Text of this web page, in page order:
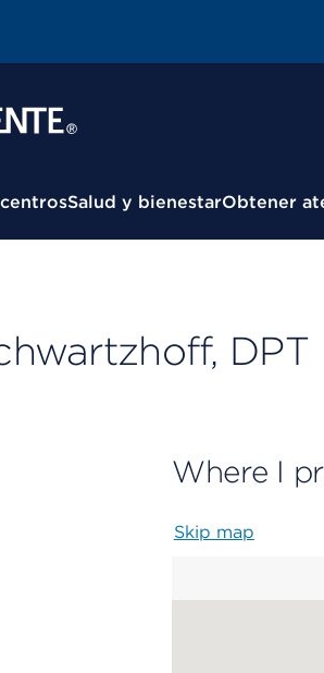
Salud y bienestarObtener
DPT
Where I
Skip map